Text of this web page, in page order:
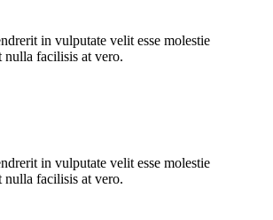
in vulputate velit esse molestie
nulla facilisis at vero.
in vulputate velit esse molestie
nulla facilisis at vero.